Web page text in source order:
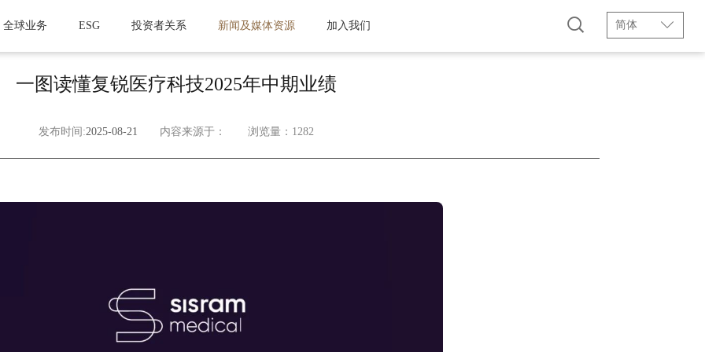
简体
全球业务 ESG 投资者关系 新闻及媒体资源 加入我们
一图读懂复锐医疗科技2025年中期业绩
发布时间:2025-08-21 内容来源于： 浏览量：1282